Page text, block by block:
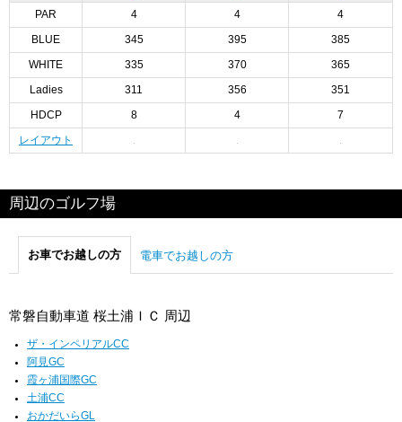
PAR 4 4 4
BLUE 345 395 385
WHITE 335 370 365
Ladies 311 356 351
HDCP 8 4 7
レイアウト
周辺のゴルフ場
お車でお越しの方 電車でお越しの方
常磐自動車道 桜土浦ＩＣ 周辺
ザ・インペリアルCC
阿見GC
霞ヶ浦国際GC
土浦CC
おかだいらGL